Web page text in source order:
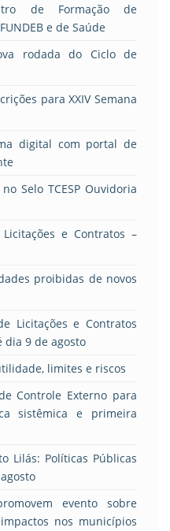
de Formação de
e de Saúde
rodada do Ciclo de
para XXIV Semana
digital com portal de
Selo TCESP Ouvidoria
e Contratos –
proibidas de novos
Licitações e Contratos
dia 9 de agosto
limites e riscos
Controle Externo para
sistêmica e primeira
Lilás: Políticas Públicas
evento sobre
nos municípios